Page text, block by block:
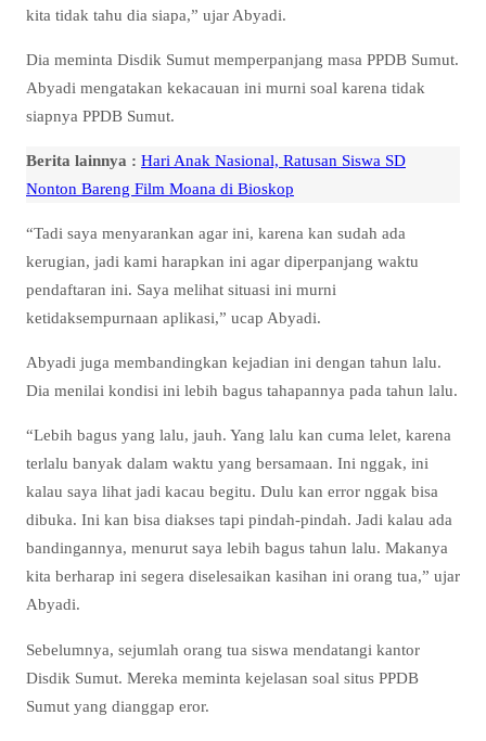
kita tidak tahu dia siapa,” ujar Abyadi.
Dia meminta Disdik Sumut memperpanjang masa PPDB Sumut.
Abyadi mengatakan kekacauan ini murni soal karena tidak
siapnya PPDB Sumut.
Berita lainnya : Hari Anak Nasional, Ratusan Siswa SD
Nonton Bareng Film Moana di Bioskop
“Tadi saya menyarankan agar ini, karena kan sudah ada
kerugian, jadi kami harapkan ini agar diperpanjang waktu
pendaftaran ini. Saya melihat situasi ini murni
ketidaksempurnaan aplikasi,” ucap Abyadi.
Abyadi juga membandingkan kejadian ini dengan tahun lalu.
Dia menilai kondisi ini lebih bagus tahapannya pada tahun lalu.
“Lebih bagus yang lalu, jauh. Yang lalu kan cuma lelet, karena
terlalu banyak dalam waktu yang bersamaan. Ini nggak, ini
kalau saya lihat jadi kacau begitu. Dulu kan error nggak bisa
dibuka. Ini kan bisa diakses tapi pindah-pindah. Jadi kalau ada
bandingannya, menurut saya lebih bagus tahun lalu. Makanya
kita berharap ini segera diselesaikan kasihan ini orang tua,” ujar
Abyadi.
Sebelumnya, sejumlah orang tua siswa mendatangi kantor
Disdik Sumut. Mereka meminta kejelasan soal situs PPDB
Sumut yang dianggap eror.